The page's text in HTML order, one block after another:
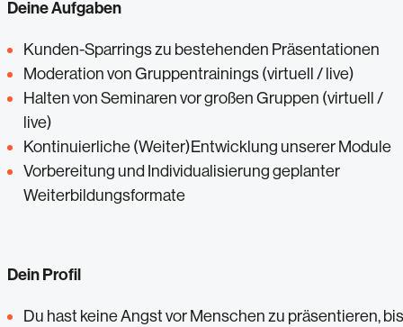
Deine Aufgaben
Kunden-Sparrings zu bestehenden Präsentationen
Moderation von Gruppentrainings (virtuell / live)
Halten von Seminaren vor großen Gruppen (virtuell /
live)
Kontinuierliche (Weiter)Entwicklung unserer Module
Vorbereitung und Individualisierung geplanter
Weiterbildungsformate
Dein Profil
Du hast keine Angst vor Menschen zu präsentieren,